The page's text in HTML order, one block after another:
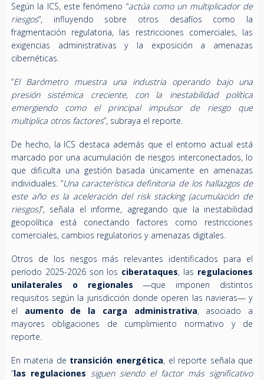
Según la ICS, este fenómeno “actúa como un multiplicador de
riesgos”, influyendo sobre otros desafíos como la
fragmentación regulatoria, las restricciones comerciales, las
exigencias administrativas y la exposición a amenazas
cibernéticas.
“El Barómetro muestra una industria operando bajo una
presión sistémica creciente, con la inestabilidad política
emergiendo como el principal impulsor de riesgo que
multiplica otros factores”, subraya el reporte.
De hecho, la ICS destaca además que el entorno actual está
marcado por una acumulación de riesgos interconectados, lo
que dificulta una gestión basada únicamente en amenazas
individuales. “Una característica definitoria de los hallazgos de
este año es la aceleración del risk stacking (acumulación de
riesgos)”, señala el informe, agregando que la inestabilidad
geopolítica está conectando factores como restricciones
comerciales, cambios regulatorios y amenazas digitales.
Otros de los riesgos más relevantes identificados para el
período 2025-2026 son los ciberataques, las regulaciones
unilaterales o regionales —que imponen distintos
requisitos según la jurisdicción donde operen las navieras— y
el aumento de la carga administrativa, asociado a
mayores obligaciones de cumplimiento normativo y de
reporte.
En materia de transición energética, el reporte señala que
“las regulaciones siguen siendo el factor más significativo